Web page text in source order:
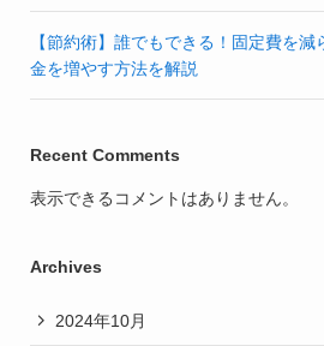
【節約術】誰でもできる！固定費を減
金を増やす方法を解説
Recent Comments
表示できるコメントはありません。
Archives
2024年10月